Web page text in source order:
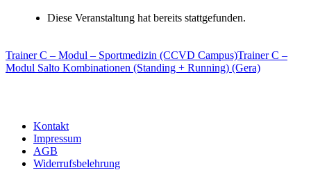
Diese Veranstaltung hat bereits stattgefunden.
Trainer C – Modul – Sportmedizin (CCVD Campus)Trainer C –
Modul Salto Kombinationen (Standing + Running) (Gera)
Kontakt
Impressum
AGB
Widerrufsbelehrung